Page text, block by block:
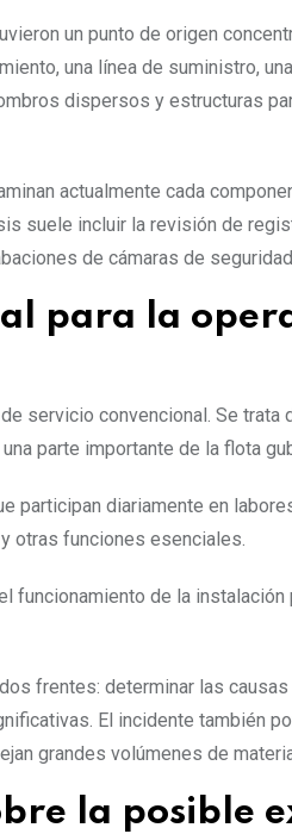
un punto de origen
una línea de suministro,
dispersos y estructuras
actualmente cada
suele incluir la revisión de
de cámaras de
para la
servicio convencional. Se
parte importante de la flota
diariamente en
otras funciones esenciales.
funcionamiento de la
frentes: determinar las
El incidente también
grandes volúmenes de
la posible